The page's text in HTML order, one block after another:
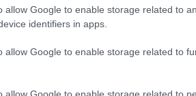
allow Google to enable storage related to
identifiers in apps.
allow Google to enable storage related to
allow Google to enable storage related to
alcune delle sue specialità